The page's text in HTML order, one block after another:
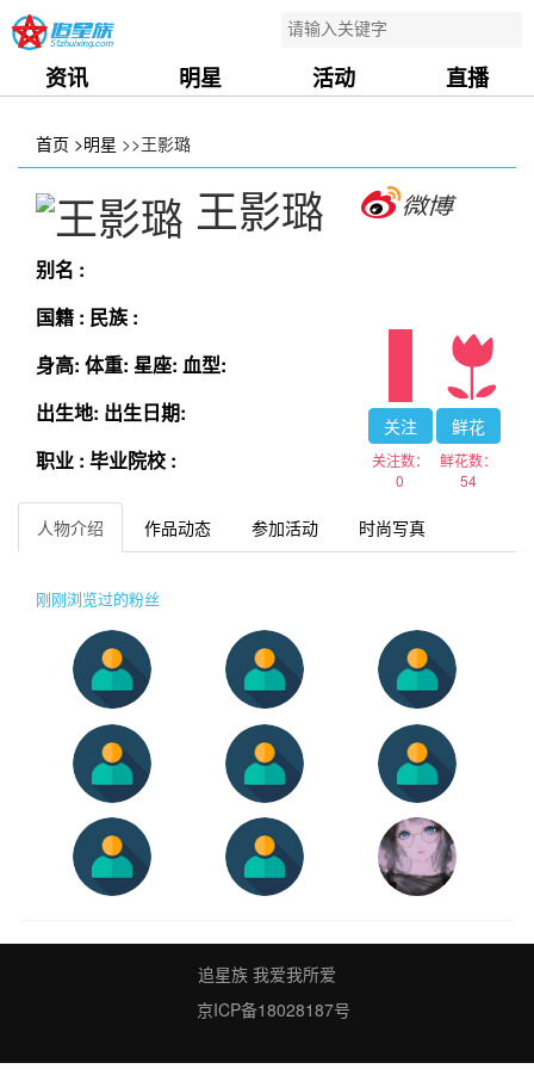
资讯 明星 活动 直播
首页 >明星 >>王影璐
王影璐
别名 :
国籍 : 民族 :
身高: 体重: 星座: 血型:
出生地: 出生日期:
职业 : 毕业院校 :
关注
关注数：
0
鲜花
鲜花数：
54
人物介绍 作品动态 参加活动 时尚写真
刚刚浏览过的粉丝
追星族 我爱我所爱
京ICP备18028187号